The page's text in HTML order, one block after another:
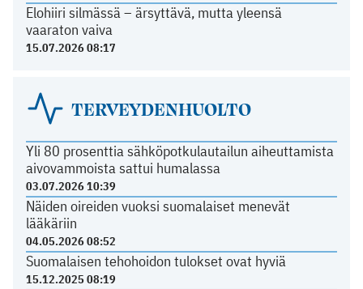
Elohiiri silmässä – ärsyttävä, mutta yleensä
vaaraton vaiva
15.07.2026 08:17
TERVEYDENHUOLTO
Yli 80 prosenttia sähköpotkulautailun aiheuttamista
aivovammoista sattui humalassa
03.07.2026 10:39
Näiden oireiden vuoksi suomalaiset menevät
lääkäriin
04.05.2026 08:52
Suomalaisen tehohoidon tulokset ovat hyviä
15.12.2025 08:19